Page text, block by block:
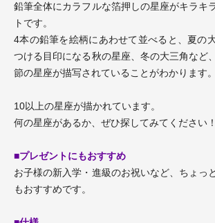
鉛筆全体にカラフルな箔押しの星座がキラキ
トです。
4本の鉛筆を絵柄にあわせて並べると、夏の
つける目印になる秋の星座、冬の大三角など
節の星座が描写されていることがわかります。
10以上の星座が描かれています。
何の星座があるか、ぜひ探してみてください！
■プレゼントにもおすすめ
お子様の新入学・進級のお祝いなど、ちょっ
もおすすめです。